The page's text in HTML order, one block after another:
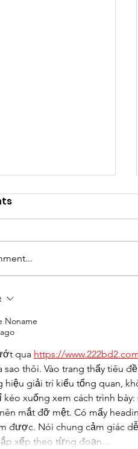
2026 - Awards
Noname
qua https://
sao thôi. Vào trang thấy tiêu
hiệu giải trí kiểu tổng quan,
kéo xuống xem cách trình
mắt đỡ mệt. Có mấy
được. Nói chung cảm giác
xếp theo từng đoạn…